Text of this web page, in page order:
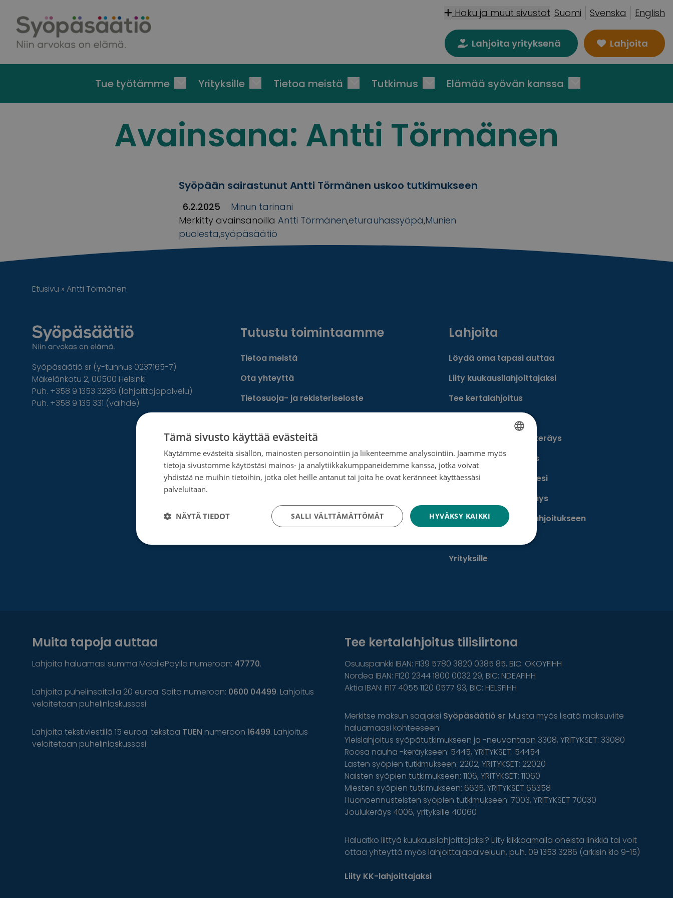
Haku ja muut sivustot Suomi Svenska English
Lahjoita yrityksenä Lahjoita
Tue työtämme Yrityksille Tietoa meistä Tutkimus Elämää syövän kanssa
Avainsana: Antti Törmänen
Syöpään sairastunut Antti Törmänen uskoo tutkimukseen
6.2.2025
Minun tarinani
Merkitty avainsanoillaAntti Törmänen,eturauhassyöpä,Munien
puolesta,syöpäsäätiö
Etusivu » Antti Törmänen
Syöpäsäätiö sr (y-tunnus 0237165-7)
Mäkelänkatu 2, 00500 Helsinki
Puh. +358 9 1353 3286 (lahjoittajapalvelu)
Puh. +358 9 135 331 (vaihde)
Tutustu toimintaamme
Tietoa meistä
Ota yhteyttä
Tietosuoja- ja rekisteriseloste
Syöpäsäätiö laskutusoitteet
Saavutettavuus
Roosa nauha -keräys
Lahjoita
Löydä oma tapasi auttaa
Liity kuukausilahjoittajaksi
Tee kertalahjoitus
Perusta merkkipäiväkeräys
Perusta muistokeräys
Perusta oma keräyksesi
Perusta päivätyökeräys
Tutustu testamenttilahjoitukseen
Yrityksille
Muita tapoja auttaa
Lahjoita haluamasi summa MobilePaylla numeroon: 47770.
Lahjoita puhelinsoitolla 20 euroa: Soita numeroon: 0600 04499. Lahjoitus
veloitetaan puhelinlaskussasi.
Lahjoita tekstiviestillä 15 euroa: tekstaa TUEN numeroon 16499. Lahjoitus
veloitetaan puhelinlaskussasi.
Tee kertalahjoitus tilisiirtona
Osuuspankki IBAN: FI39 5780 3820 0385 85, BIC: OKOYFIHH
Nordea IBAN: FI20 2344 1800 0032 29, BIC: NDEAFIHH
Aktia IBAN: FI17 4055 1120 0577 93, BIC: HELSFIHH
Merkitse maksun saajaksi Syöpäsäätiö sr. Muista myös lisätä maksuviite
haluamaasi kohteeseen:
Yleislahjoitus syöpätutkimukseen ja -neuvontaan 3308, YRITYKSET: 33080
Roosa nauha -keräykseen: 5445, YRITYKSET: 54454
Lasten syöpien tutkimukseen: 2202, YRITYKSET: 22020
Naisten syöpien tutkimukseen: 1106, YRITYKSET: 11060
Miesten syöpien tutkimukseen: 6635, YRITYKSET 66358
Huonoennusteisten syöpien tutkimukseen: 7003, YRITYKSET 70030
Joulukeräys 4006, yrityksille 40060
Haluatko liittyä kuukausilahjoittajaksi? Liity klikkaamalla oheista linkkiä tai voit
ottaa yhteyttä myös lahjoittajapalveluun, puh. 09 1353 3286 (arkisin klo 9-15)
Liity KK-lahjoittajaksi
FINNISH
Tämä sivusto käyttää evästeitä
Käytämme evästeitä sisällön, mainosten personointiin ja liikenteemme analysointiin. Jaamme myös
tietoja sivustomme käytöstäsi mainos- ja analytiikkakumppaneidemme kanssa, jotka voivat
yhdistää ne muihin tietoihin, jotka olet heille antanut tai joita he ovat keränneet käyttäessäsi
palveluitaan.
HYVÄKSY KAIKKI
SALLI VÄLTTÄMÄTTÖMÄT
NÄYTÄ TIEDOT